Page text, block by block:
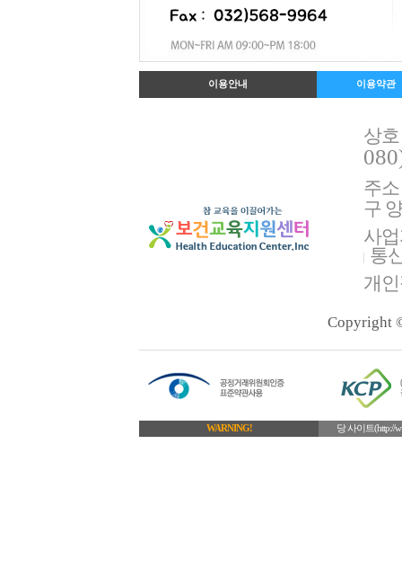
이용안내 이용약관
상
주
구
사
통
개
Copyright
WARNING! 당 사이트(http://